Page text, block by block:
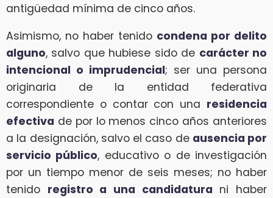
antigüedad mínima de cinco años.
Asimismo, no haber tenido condena por delito
alguno, salvo que hubiese sido de carácter no
intencional o imprudencial; ser una persona
originaria de la entidad federativa
correspondiente o contar con una residencia
efectiva de por lo menos cinco años anteriores
a la designación, salvo el caso de ausencia por
servicio público, educativo o de investigación
por un tiempo menor de seis meses; no haber
tenido registro a una candidatura ni haber